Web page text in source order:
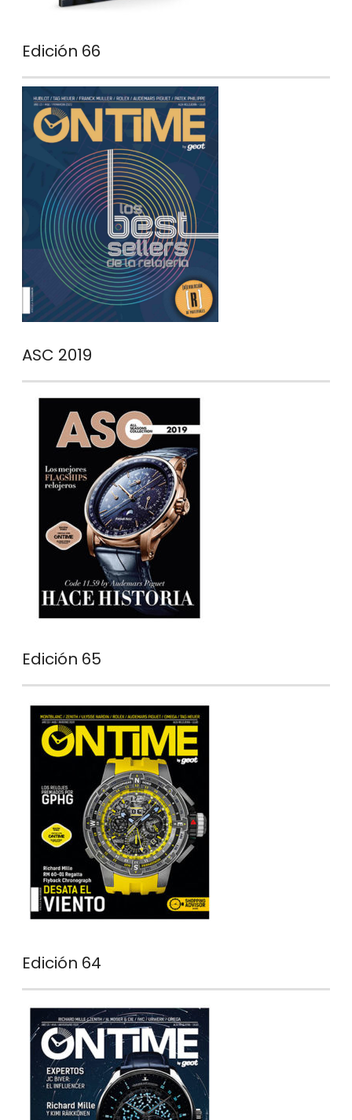
Edición 66
ASC 2019
Edición 65
Edición 64